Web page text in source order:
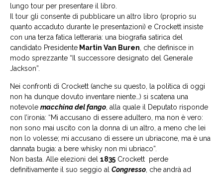
lungo tour per presentare il libro.
Il tour gli consente di pubblicare un altro libro (proprio su
quanto accaduto durante le presentazioni) e Crockett insiste
con una terza fatica letteraria: una biografia satirica del
candidato Presidente Martin Van Buren , che definisce in
modo sprezzante “Il successore designato del Generale
Jackson”.
Nei confronti di Crockett (anche su questo, la politica di oggi
non ha dunque dovuto inventare niente…) si scatena una
notevole macchina del fango , alla quale il Deputato risponde
con l’ironia: “Mi accusano di essere adultero, ma non è vero:
non sono mai uscito con la donna di un altro, a meno che lei
non lo volesse; mi accusano di essere un ubriacone, ma è una
dannata bugia: a bere whisky non mi ubriaco”.
Non basta. Alle elezioni del 1835 Crockett perde
definitivamente il suo seggio al Congresso , che andrà ad